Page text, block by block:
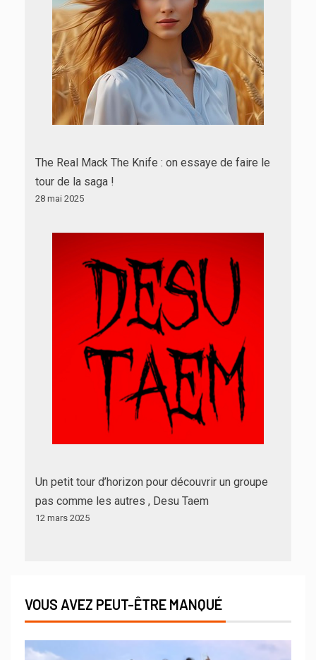
The Real Mack The Knife : on essaye de faire le
tour de la saga !
28 mai 2025
Un petit tour d’horizon pour découvrir un groupe
pas comme les autres , Desu Taem
12 mars 2025
VOUS AVEZ PEUT-ÊTRE MANQUÉ